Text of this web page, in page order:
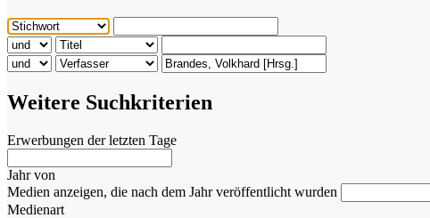
Weitere Suchkriterien
Erwerbungen der letzten Tage
Jahr von
Medien anzeigen, die nach dem Jahr veröffentlicht wurden
Medienart